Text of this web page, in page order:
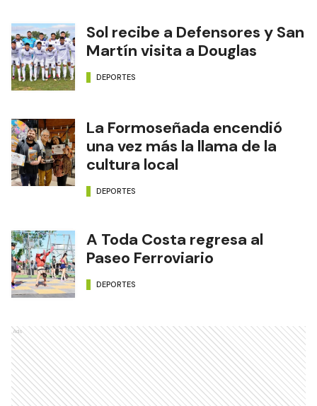
Sol recibe a Defensores y San
Martín visita a Douglas
DEPORTES
La Formoseñada encendió
una vez más la llama de la
cultura local
DEPORTES
A Toda Costa regresa al
Paseo Ferroviario
DEPORTES
Ads